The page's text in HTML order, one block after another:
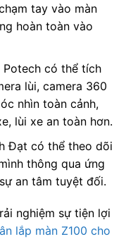
tay vào màn
hoàn toàn vào
Potech có thể tích
lùi, camera 360
nhìn toàn cảnh,
lùi xe an toàn hơn.
Đạt có thể theo dõi
thông qua ứng
an tâm tuyệt đối.
nghiệm sự tiện lợi
lắp màn Z100 cho